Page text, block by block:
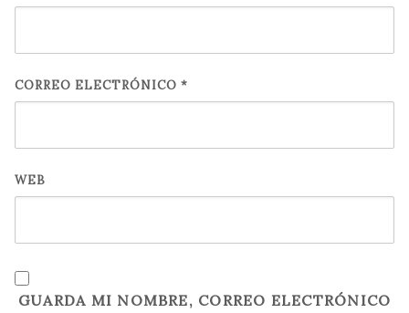
CORREO ELECTRÓNICO *
WEB
GUARDA MI NOMBRE, CORREO ELECTRÓNICO